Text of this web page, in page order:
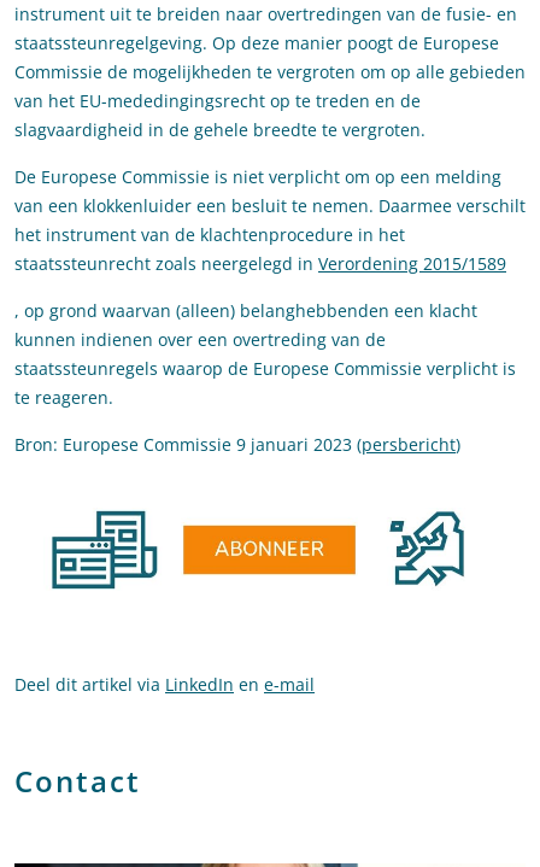
instrument uit te breiden naar overtredingen van de fusie- en
staatssteunregelgeving. Op deze manier poogt de Europese
Commissie de mogelijkheden te vergroten om op alle gebieden
van het EU-mededingingsrecht op te treden en de
slagvaardigheid in de gehele breedte te vergroten.
De Europese Commissie is niet verplicht om op een melding
van een klokkenluider een besluit te nemen. Daarmee verschilt
het instrument van de klachtenprocedure in het
staatssteunrecht zoals neergelegd in Verordening 2015/1589
, op grond waarvan (alleen) belanghebbenden een klacht
kunnen indienen over een overtreding van de
staatssteunregels waarop de Europese Commissie verplicht is
te reageren.
Bron: Europese Commissie 9 januari 2023 (persbericht)
Deel dit artikel via LinkedIn en e-mail
Contact